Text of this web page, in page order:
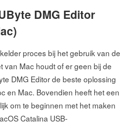
DMG Editor
proces bij het gebruik van de
van Mac houdt of er geen bij de
DMG Editor de beste oplossing
en Mac. Bovendien heeft het een
om te beginnen met het maken
Catalina USB-